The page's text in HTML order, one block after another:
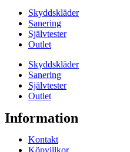
Skyddskläder
Sanering
Självtester
Outlet
Skyddskläder
Sanering
Självtester
Outlet
Information
Kontakt
Köpvillkor